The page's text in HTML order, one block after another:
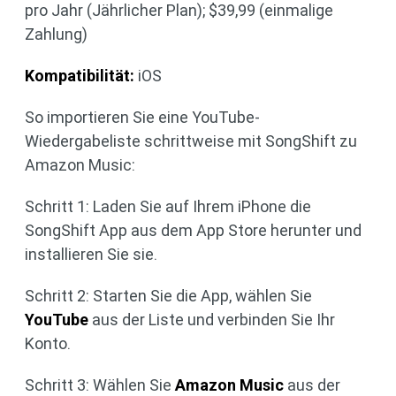
pro Jahr (Jährlicher Plan); $39,99 (einmalige
Zahlung)
Kompatibilität: iOS
So importieren Sie eine YouTube-
Wiedergabeliste schrittweise mit SongShift zu
Amazon Music:
Schritt 1: Laden Sie auf Ihrem iPhone die
SongShift App aus dem App Store herunter und
installieren Sie sie.
Schritt 2: Starten Sie die App, wählen Sie
YouTube aus der Liste und verbinden Sie Ihr
Konto.
Schritt 3: Wählen SieAmazon Music aus der